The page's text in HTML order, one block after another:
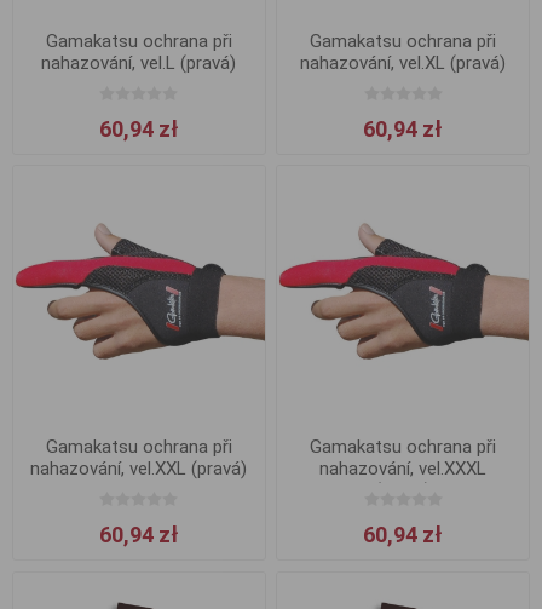
Gamakatsu ochrana při
nahazování, vel.L (pravá)
60,94 zł
Gamakatsu ochrana při
nahazování, vel.XL (pravá)
60,94 zł
Gamakatsu ochrana při
nahazování, vel.XXL (pravá)
60,94 zł
Gamakatsu ochrana při
nahazování, vel.XXXL
(pravá)
60,94 zł